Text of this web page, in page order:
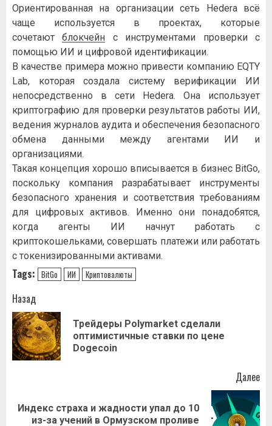
Ориентированная на организации сеть Hedera всё
чаще используется в проектах, которые
сочетаютблокчейн с инструментами проверки с
помощью ИИ и цифровой идентификации.
В качестве примера можно привести компанию EQTY
Lab, которая создала систему верификации ИИ
непосредственно в сети Hedera. Она использует
криптографию для проверки результатов работы ИИ,
ведения журналов аудита и обеспечения безопасного
обмена данными между агентами ИИ и
организациями.
Такая концепция хорошо вписывается в бизнес BitGo,
поскольку компания разрабатывает инструменты
безопасного хранения и соответствия требованиям
для цифровых активов. Именно они понадобятся,
когда агенты ИИ начнут работать с
криптокошельками, совершать платежи или работать
с токенизированными активами.
Tags: BitGo ИИ Криптовалюты
Навигация
записи
Назад
Трейдеры Polymarket сделали
оптимистичные ставки по цене
Dogecoin
Далее
Следующая
Индекс страха и жадности упал до 10
из-за учений в Ормузском проливе